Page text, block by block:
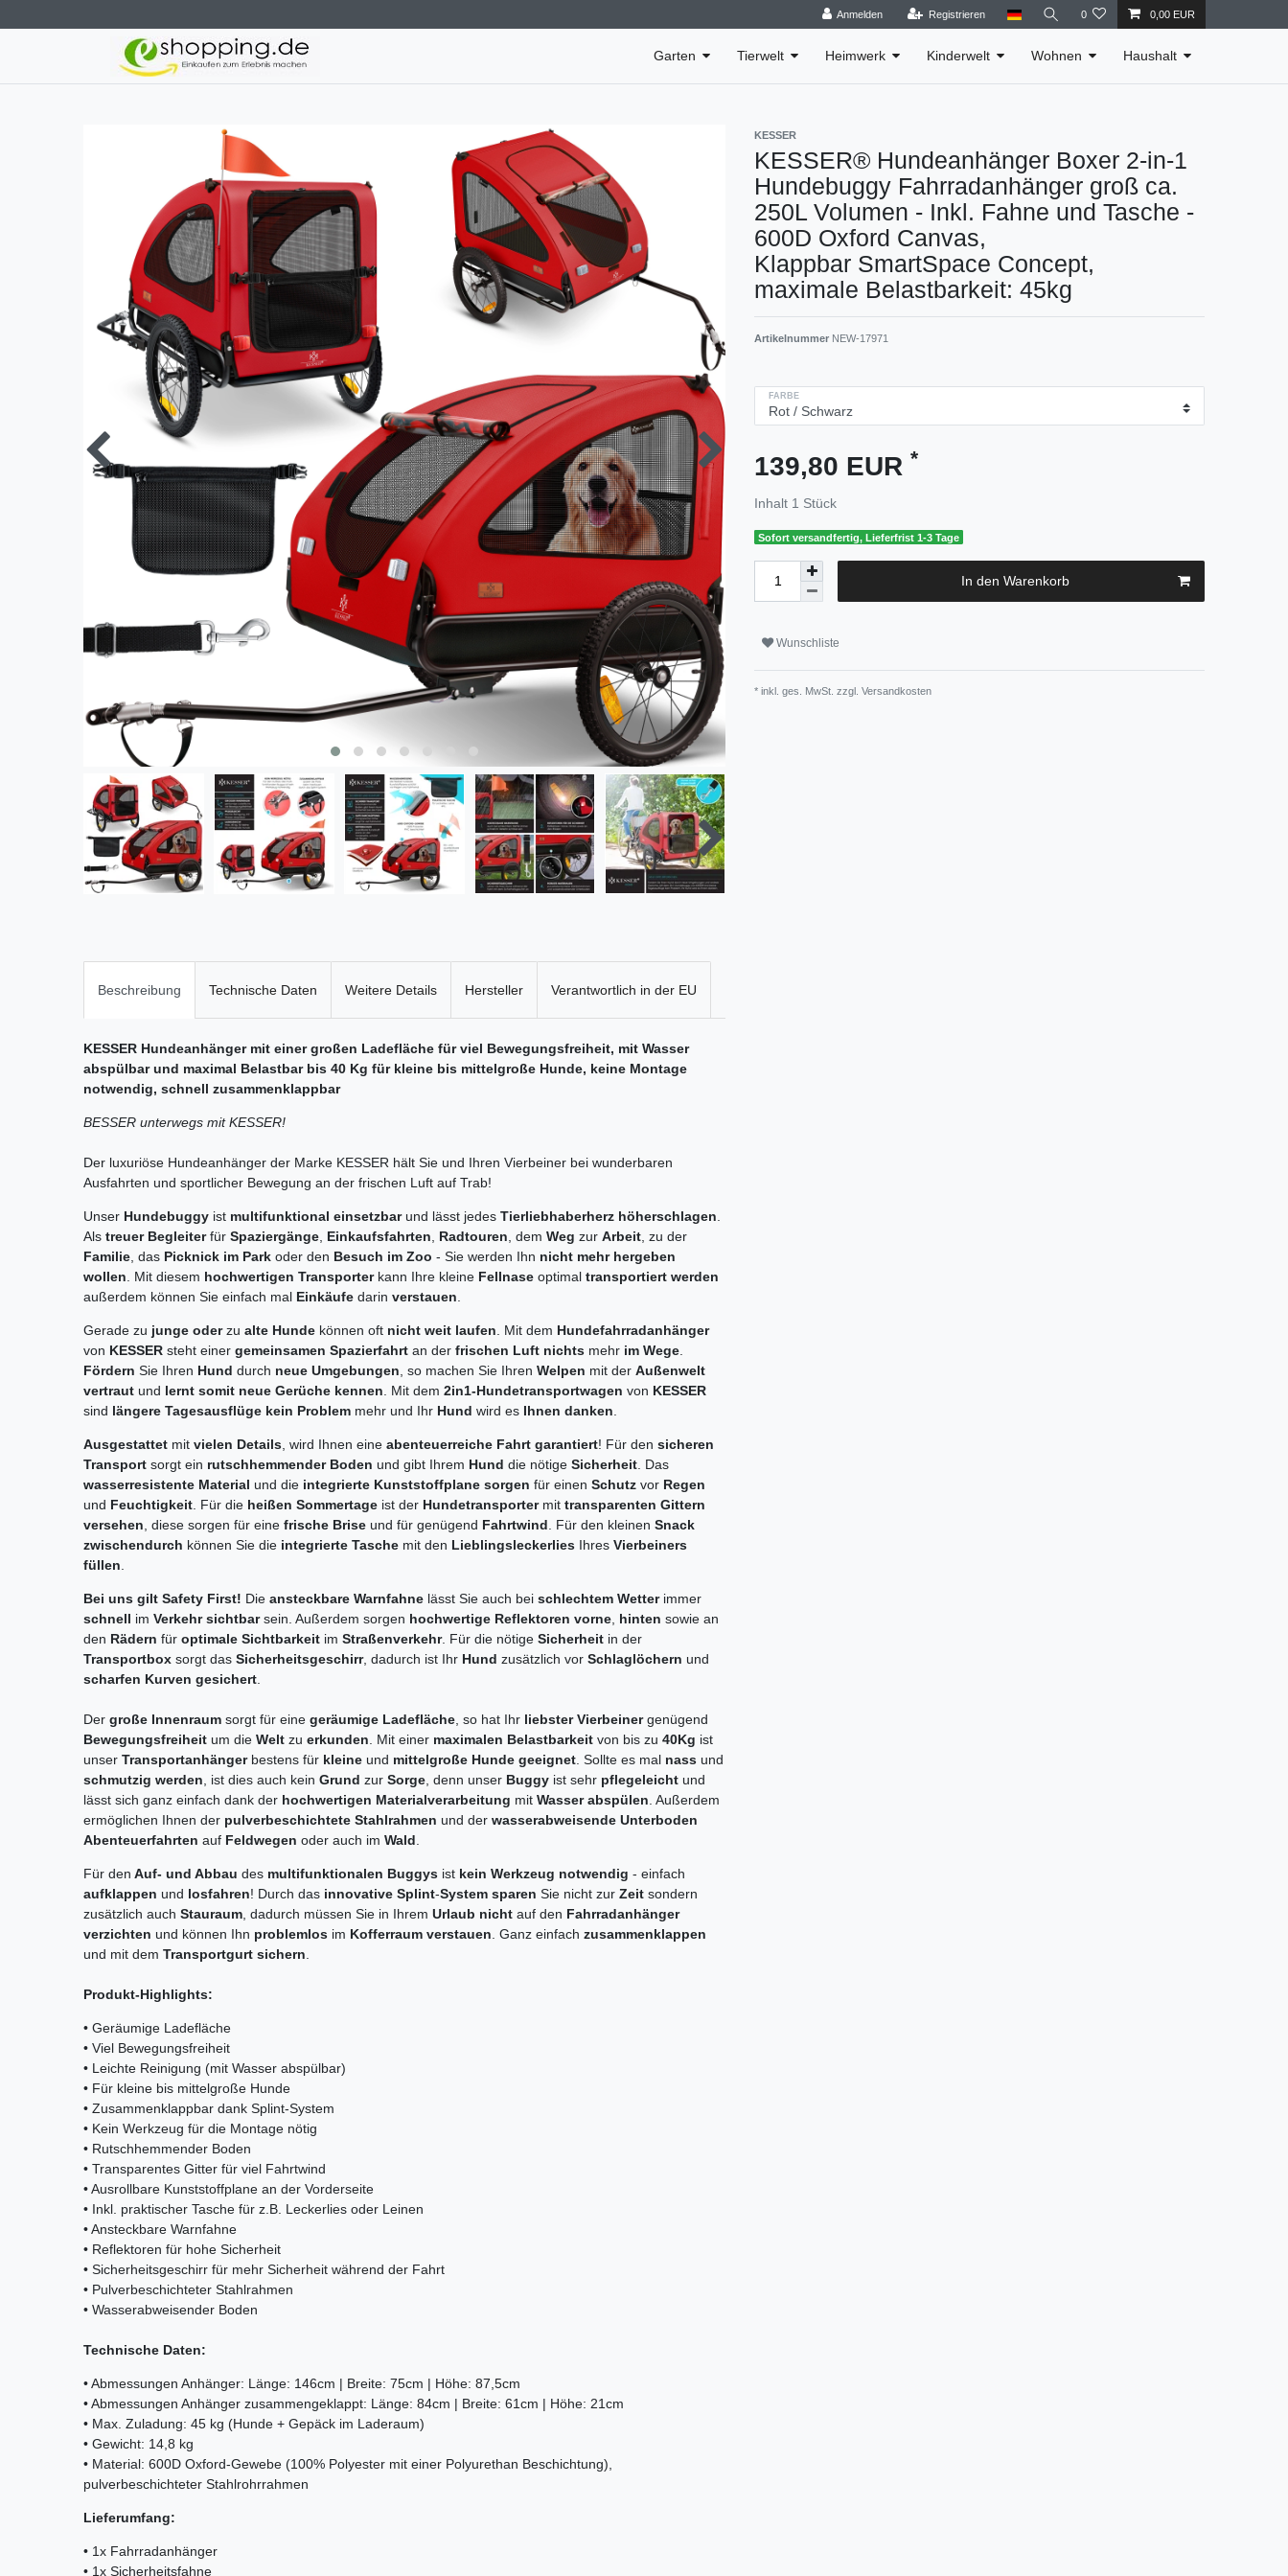
Anmelden Registrieren 0 0,00 EUR
Garten Tierwelt Heimwerk Kinderwelt Wohnen Haushalt
KESSER
KESSER® Hundeanhänger Boxer 2-in-1
Hundebuggy Fahrradanhänger groß ca.
250L Volumen - Inkl. Fahne und Tasche -
600D Oxford Canvas,
Klappbar SmartSpace Concept,
maximale Belastbarkeit: 45kg
Artikelnummer NEW-17971
FARBE
139,80 EUR *
Inhalt 1 Stück
Sofort versandfertig, Lieferfrist 1-3 Tage
In den Warenkorb
Wunschliste
* inkl. ges. MwSt. zzgl. Versandkosten
Beschreibung Technische Daten Weitere Details Hersteller Verantwortlich in der EU
KESSER Hundeanhänger mit einer großen Ladefläche für viel Bewegungsfreiheit, mit Wasser
abspülbar und maximal Belastbar bis 40 Kg für kleine bis mittelgroße Hunde, keine Montage
notwendig, schnell zusammenklappbar
BESSER unterwegs mit KESSER!
Der luxuriöse Hundeanhänger der Marke KESSER hält Sie und Ihren Vierbeiner bei wunderbaren
Ausfahrten und sportlicher Bewegung an der frischen Luft auf Trab!
Unser Hundebuggy ist multifunktional einsetzbar und lässt jedes Tierliebhaberherz höherschlagen
Als treuer Begleiterfür Spaziergänge Einkaufsfahrten Radtouren , dem Weg zur Arbeit , zu der
Familie , das Picknick im Park oder den Besuch im Zoo - Sie werden Ihn nicht mehr hergeben
wollen . Mit diesem hochwertigen Transporter kann Ihre kleine Fellnase optimal transportiert werden
außerdem können Sie einfach mal Einkäufe darin verstauen
Gerade zu junge oderzu alte Hunde können oft nicht weit laufen . Mit dem Hundefahrradanhänger
von KESSER steht einer gemeinsamen Spazierfahrt an der frischen Luft nichts mehr im Wege
Fördern Sie Ihren Hund durch neue Umgebungen , so machen Sie Ihren Welpen mit der Außenwelt
vertraut und lernt somit neue Gerüche kennen . Mit dem 2in1-Hundetransportwagen von KESSER
sind längere Tagesausflüge kein Problem mehr und Ihr Hund wird es Ihnen danken
Ausgestattet mit vielen Details , wird Ihnen eine abenteuerreiche Fahrt garantiert! Für den sicheren
Transport sorgt ein rutschhemmender Boden und gibt Ihrem Hund die nötige Sicherheit . Das
wasserresistente Material und die integrierte Kunststoffplane sorgen für einen Schutz vor Regen
und Feuchtigkeit . Für die heißen Sommertage ist der Hundetransporter mit transparenten Gittern
versehen , diese sorgen für eine frische Brise und für genügend Fahrtwind . Für den kleinen Snack
zwischendurch können Sie die integrierte Tasche mit den Lieblingsleckerlies Ihres Vierbeiners
füllen
Bei uns gilt Safety First! Die ansteckbare Warnfahne lässt Sie auch bei schlechtem Wetter immer
schnell im Verkehr sichtbarsein. Außerdem sorgen hochwertige Reflektoren vorne hinten sowie an
den Rädern für optimale Sichtbarkeit im Straßenverkehr. Für die nötige Sicherheit in der
Transportbox sorgt das Sicherheitsgeschirr, dadurch ist Ihr Hund zusätzlich vor Schlaglöchern und
scharfen Kurven gesichert
Der große Innenraum sorgt für eine geräumige Ladefläche , so hat Ihr liebster Vierbeinergenügend
Bewegungsfreiheit um die Welt zu erkunden . Mit einer maximalen Belastbarkeit von bis zu 40Kg ist
unser Transportanhänger bestens für kleine und mittelgroße Hunde geeignet . Sollte es mal nass und
schmutzig werden , ist dies auch kein Grund zur Sorge , denn unser Buggy ist sehr pflegeleicht und
lässt sich ganz einfach dank der hochwertigen Materialverarbeitung mit Wasser abspülen . Außerdem
ermöglichen Ihnen der pulverbeschichtete Stahlrahmen und der wasserabweisende Unterboden
Abenteuerfahrten auf Feldwegen oder auch im Wald
Für den Auf- und Abbau des multifunktionalen Buggys ist kein Werkzeug notwendig - einfach
aufklappen und losfahren! Durch das innovative Splint-System sparen Sie nicht zur Zeit sondern
zusätzlich auch Stauraum , dadurch müssen Sie in Ihrem Urlaub nicht auf den Fahrradanhänger
verzichten und können Ihn problemlos im Kofferraum verstauen . Ganz einfach zusammenklappen
und mit dem Transportgurt sichern
Produkt-Highlights:
• Geräumige Ladefläche
• Viel Bewegungsfreiheit
• Leichte Reinigung (mit Wasser abspülbar)
• Für kleine bis mittelgroße Hunde
• Zusammenklappbar dank Splint-System
• Kein Werkzeug für die Montage nötig
• Rutschhemmender Boden
• Transparentes Gitter für viel Fahrtwind
• Ausrollbare Kunststoffplane an der Vorderseite
• Inkl. praktischer Tasche für z.B. Leckerlies oder Leinen
• Ansteckbare Warnfahne
• Reflektoren für hohe Sicherheit
• Sicherheitsgeschirr für mehr Sicherheit während der Fahrt
• Pulverbeschichteter Stahlrahmen
• Wasserabweisender Boden
Technische Daten:
• Abmessungen Anhänger: Länge: 146cm | Breite: 75cm | Höhe: 87,5cm
• Abmessungen Anhänger zusammengeklappt: Länge: 84cm | Breite: 61cm | Höhe: 21cm
• Max. Zuladung: 45 kg (Hunde + Gepäck im Laderaum)
• Gewicht: 14,8 kg
• Material: 600D Oxford-Gewebe (100% Polyester mit einer Polyurethan Beschichtung),
pulverbeschichteter Stahlrohrrahmen
Lieferumfang:
• 1x Fahrradanhänger
• 1x Sicherheitsfahne